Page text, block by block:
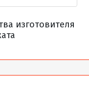
О, НО По запросу
О, НО
изготовителя